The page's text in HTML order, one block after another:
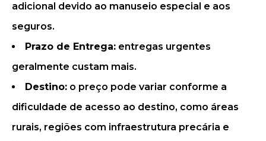
adicional devido ao manuseio especial e aos
seguros.
Prazo de Entrega: entregas urgentes
geralmente custam mais.
Destino: o preço pode variar conforme a
dificuldade de acesso ao destino, como áreas
rurais, regiões com infraestrutura precária e